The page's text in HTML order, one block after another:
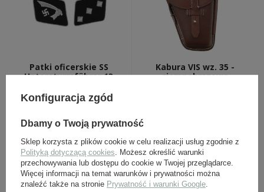
Patki oficerskie SS
Untersturmführer 13
"Handschar", haftowane
sukienne
49,00 zł
Kabura VIS wz. 35 -
ciemnobrązowa
Konfiguracja zgód
Dbamy o Twoją prywatność
Sklep korzysta z plików cookie w celu realizacji usług zgodnie z
Polityką dotyczącą cookies. Możesz określić warunki
przechowywania lub dostępu do cookie w Twojej przeglądarce.
Więcej informacji na temat warunków i prywatności można
znaleźć także na stronie Prywatność i warunki Google.